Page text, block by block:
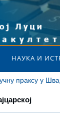
НАУКА И
праксу у